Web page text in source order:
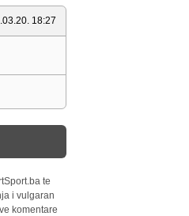
18:27
te
i vulgaran
komentare